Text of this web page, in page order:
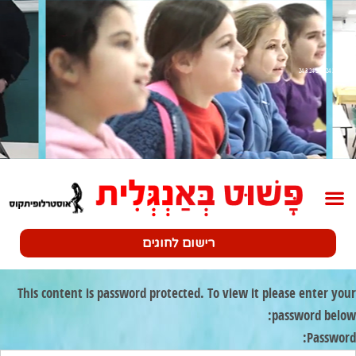
רישום לחוגים
This content is password protected. To view it please enter your
password below:
Password: